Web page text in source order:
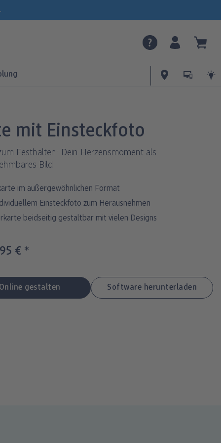
.
mit Einsteckfoto
Festhalten: Dein Herzensmoment als
Bild
im außergewöhnlichen Format
Einsteckfoto zum Herausnehmen
beidseitig gestaltbar mit vielen Designs
€ *